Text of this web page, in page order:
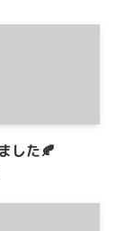
した🍂